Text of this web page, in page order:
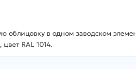
облицовку в одном заводском
RAL 1014.